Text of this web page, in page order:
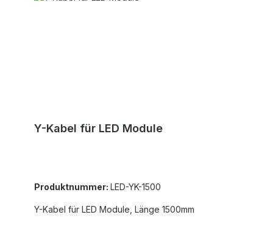
Y-Kabel für LED Module
Produktnummer: LED-YK-1500
Y-Kabel für LED Module, Länge 1500mm